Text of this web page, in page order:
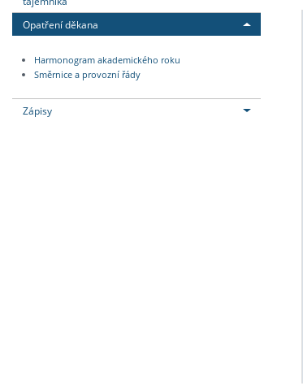
Opatření děkana
Harmonogram akademického roku
Směrnice a provozní řády
Zápisy